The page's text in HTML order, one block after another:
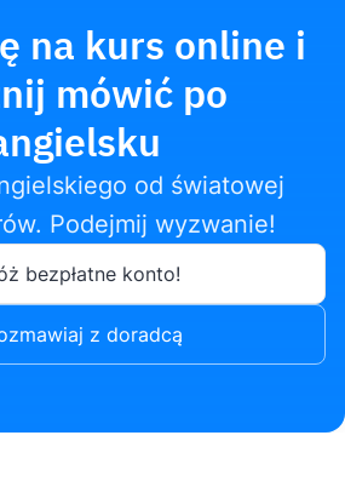
na kurs online i
mówić po
od światowej
Podejmij wyzwanie!
bezpłatne konto!
z doradcą